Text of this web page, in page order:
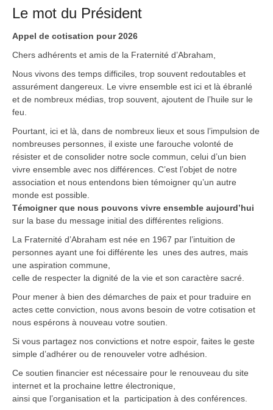
Le mot du Président
Appel de cotisation pour 2026
Chers adhérents et amis de la Fraternité d’Abraham,
Nous vivons des temps difficiles, trop souvent redoutables et
assurément dangereux. Le vivre ensemble est ici et là ébranlé
et de nombreux médias, trop souvent, ajoutent de l’huile sur le
feu.
Pourtant, ici et là, dans de nombreux lieux et sous l’impulsion de
nombreuses personnes, il existe une farouche volonté de
résister et de consolider notre socle commun, celui d’un bien
vivre ensemble avec nos différences. C’est l’objet de notre
association et nous entendons bien témoigner qu’un autre
monde est possible.
Témoigner que nous pouvons vivre ensemble aujourd’hui
sur la base du message initial des différentes religions.
La Fraternité d’Abraham est née en 1967 par l’intuition de
personnes ayant une foi différente les unes des autres, mais
une aspiration commune,
celle de respecter la dignité de la vie et son caractère sacré.
Pour mener à bien des démarches de paix et pour traduire en
actes cette conviction, nous avons besoin de votre cotisation et
nous espérons à nouveau votre soutien.
Si vous partagez nos convictions et notre espoir, faites le geste
simple d’adhérer ou de renouveler votre adhésion.
Ce soutien financier est nécessaire pour le renouveau du site
internet et la prochaine lettre électronique,
ainsi que l’organisation et la participation à des conférences.